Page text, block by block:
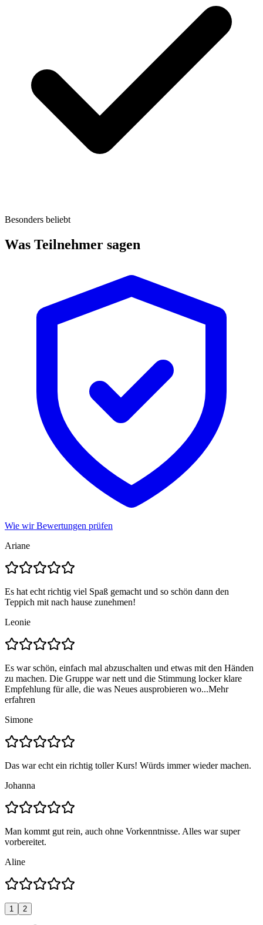
Besonders beliebt
Was Teilnehmer sagen
Wie wir Bewertungen prüfen
Ariane
Es hat echt richtig viel Spaß gemacht und so schön dann den
Teppich mit nach hause zunehmen!
Leonie
Es war schön, einfach mal abzuschalten und etwas mit den Händen
zu machen. Die Gruppe war nett und die Stimmung locker klare
Empfehlung für alle, die was Neues ausprobieren wo...Mehr
erfahren
Simone
Das war echt ein richtig toller Kurs! Würds immer wieder machen.
Johanna
Man kommt gut rein, auch ohne Vorkenntnisse. Alles war super
vorbereitet.
Aline
1 2